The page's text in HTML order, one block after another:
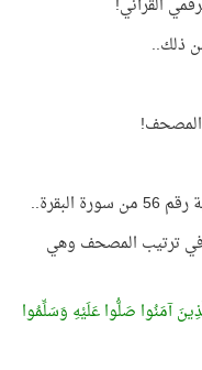
القرآني!
ذلك..
في ترتيب المصحف وهي
آمَنُوا صَلُّوا عَلَيْهِ وَسَلِّمُوا